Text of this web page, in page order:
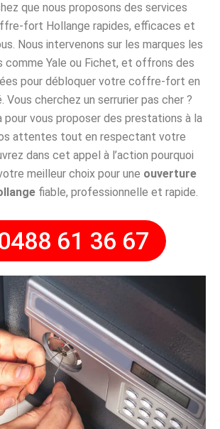
que nous proposons des services
fort Hollange rapides, efficaces et
Nous intervenons sur les marques les
comme Yale ou Fichet, et offrons des
pour débloquer votre coffre-fort en
cherchez un serrurier pas cher ?
pour vous proposer des prestations à la
attentes tout en respectant votre
dans cet appel à l’action pourquoi
meilleur choix pour une ouverture
fiable, professionnelle et rapide.
61 36 67